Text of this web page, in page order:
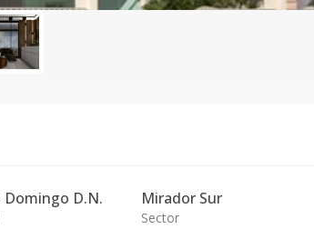
Domingo D.N. Mirador Sur
Sector